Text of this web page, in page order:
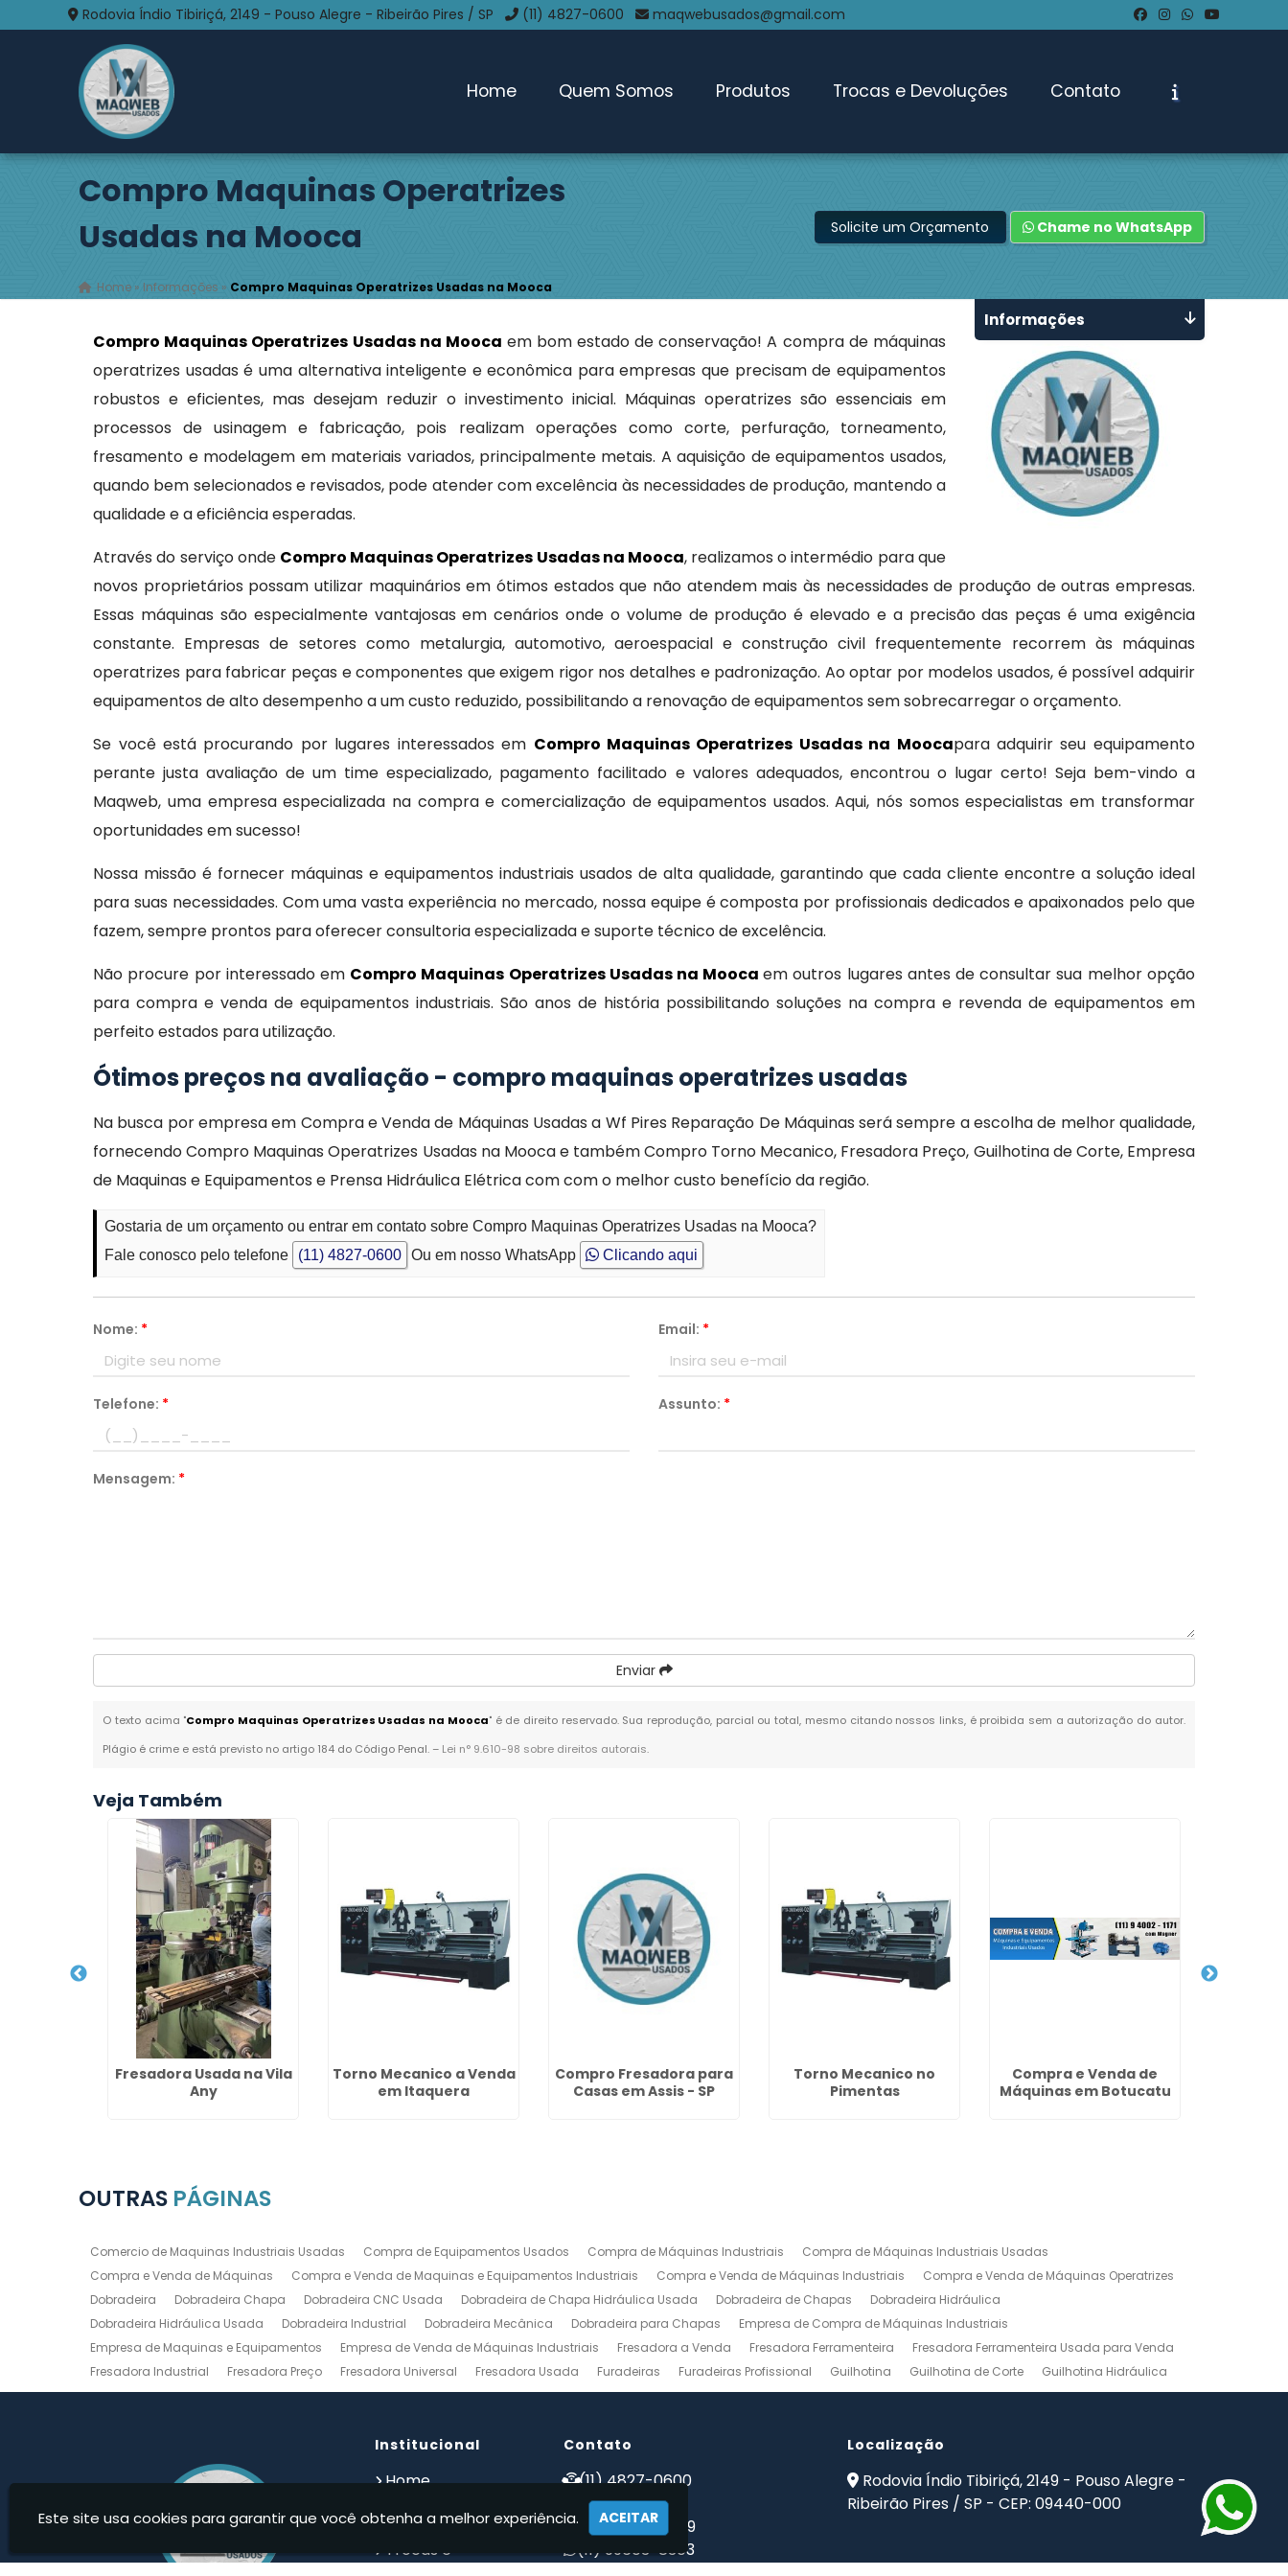
Rodovia Índio Tibiriçá, 2149 - Pouso Alegre - Ribeirão Pires / SP (11) 4827-0600 maqwebusados@gmail.com
Home Quem Somos Produtos Trocas e Devoluções Contato
Compro Maquinas Operatrizes
Usadas na Mooca
Home » Informações » Compro Maquinas Operatrizes Usadas na Mooca
Solicite um Orçamento Chame no WhatsApp
Compro Maquinas Operatrizes Usadas na Mooca em bom estado de conservação! A compra de máquinas
operatrizes usadas é uma alternativa inteligente e econômica para empresas que precisam de equipamentos
robustos e eficientes, mas desejam reduzir o investimento inicial. Máquinas operatrizes são essenciais em
processos de usinagem e fabricação, pois realizam operações como corte, perfuração, torneamento,
fresamento e modelagem em materiais variados, principalmente metais. A aquisição de equipamentos usados,
quando bem selecionados e revisados, pode atender com excelência às necessidades de produção, mantendo a
qualidade e a eficiência esperadas.
Através do serviço onde Compro Maquinas Operatrizes Usadas na Mooca, realizamos o intermédio para que
novos proprietários possam utilizar maquinários em ótimos estados que não atendem mais às necessidades de produção de outras empresas.
Essas máquinas são especialmente vantajosas em cenários onde o volume de produção é elevado e a precisão das peças é uma exigência
constante. Empresas de setores como metalurgia, automotivo, aeroespacial e construção civil frequentemente recorrem às máquinas
operatrizes para fabricar peças e componentes que exigem rigor nos detalhes e padronização. Ao optar por modelos usados, é possível adquirir
equipamentos de alto desempenho a um custo reduzido, possibilitando a renovação de equipamentos sem sobrecarregar o orçamento.
Se você está procurando por lugares interessados em Compro Maquinas Operatrizes Usadas na Moocapara adquirir seu equipamento
perante justa avaliação de um time especializado, pagamento facilitado e valores adequados, encontrou o lugar certo! Seja bem-vindo a
Maqweb, uma empresa especializada na compra e comercialização de equipamentos usados. Aqui, nós somos especialistas em transformar
oportunidades em sucesso!
Nossa missão é fornecer máquinas e equipamentos industriais usados de alta qualidade, garantindo que cada cliente encontre a solução ideal
para suas necessidades. Com uma vasta experiência no mercado, nossa equipe é composta por profissionais dedicados e apaixonados pelo que
fazem, sempre prontos para oferecer consultoria especializada e suporte técnico de excelência.
Não procure por interessado em Compro Maquinas Operatrizes Usadas na Moocaem outros lugares antes de consultar sua melhor opção
para compra e venda de equipamentos industriais. São anos de história possibilitando soluções na compra e revenda de equipamentos em
perfeito estados para utilização.
Ótimos preços na avaliação - compro maquinas operatrizes usadas
Na busca por empresa em Compra e Venda de Máquinas Usadas a Wf Pires Reparação De Máquinas será sempre a escolha de melhor qualidade,
fornecendo Compro Maquinas Operatrizes Usadas na Mooca e também Compro Torno Mecanico, Fresadora Preço, Guilhotina de Corte, Empresa
de Maquinas e Equipamentos e Prensa Hidráulica Elétrica com com o melhor custo benefício da região.
Gostaria de um orçamento ou entrar em contato sobre Compro Maquinas Operatrizes Usadas na Mooca?
Fale conosco pelo telefone
(11) 4827-0600 Ou em nosso WhatsApp Clicando aqui
Nome: * Email: *
Telefone: * Assunto: *
Mensagem: *
Enviar
O texto acima "Compro Maquinas Operatrizes Usadas na Mooca" é de direito reservado. Sua reprodução, parcial ou total, mesmo citando nossos links, é proibida sem a autorização do autor.
Plágio é crime e está previsto no artigo 184 do Código Penal. – Lei n° 9.610-98 sobre direitos autorais.
Informações
Veja Também
Fresadora Usada na Vila
Any
Torno Mecanico a Venda
em Itaquera
Compro Fresadora para
Casas em Assis - SP
Torno Mecanico no
Pimentas
Compra e Venda de
Máquinas em Botucatu
OUTRAS PÁGINAS
Comercio de Maquinas Industriais Usadas Compra de Equipamentos Usados Compra de Máquinas Industriais
Compra de Máquinas Industriais Usadas
Compra e Venda de Máquinas
Compra e Venda de Maquinas e Equipamentos Industriais Compra e Venda de Máquinas Industriais
Compra e Venda de Máquinas Operatrizes
Dobradeira
Dobradeira Chapa Dobradeira CNC Usada Dobradeira de Chapa Hidráulica Usada Dobradeira de Chapas
Dobradeira Hidráulica
Dobradeira Hidráulica Usada
Dobradeira Industrial Dobradeira Mecânica Dobradeira para Chapas
Empresa de Compra de Máquinas Industriais
Empresa de Maquinas e Equipamentos
Empresa de Venda de Máquinas Industriais Fresadora a Venda Fresadora Ferramenteira
Fresadora Ferramenteira Usada para Venda
Fresadora Industrial
Fresadora Preço Fresadora Universal Fresadora Usada Furadeiras Furadeiras Profissional Guilhotina Guilhotina de Corte
Guilhotina Hidráulica
Guilhotina Industrial
Guilhotina Industrial para Chapas de Aço Maquinas para Marcenaria Maquinas para Marcenaria a Venda
Maquinas para Marceneiro
Torno Mecânico Usado Barato Venda de Máquinas Industriais Venda de Máquinas Industriais Usadas
Ferramentas Industriais Compra e Venda
Compro Torno Mecanico
Institucional
Home
Produtos
Trocas e
Contato
(11) 4827-0600
(11) 94002-1171
(11) 97223-4869
(11) 99603-8303
Localização
Rodovia Índio Tibiriçá, 2149 - Pouso Alegre -
Ribeirão Pires / SP - CEP: 09440-000
Este site usa cookies para garantir que você obtenha a melhor experiência. ACEITAR